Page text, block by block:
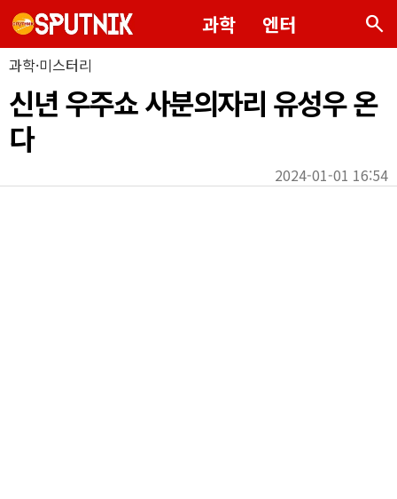
과학 엔터 search
과학·미스터리
신년 우주쇼 사분의자리 유성우 온
다
2024-01-01 16:54